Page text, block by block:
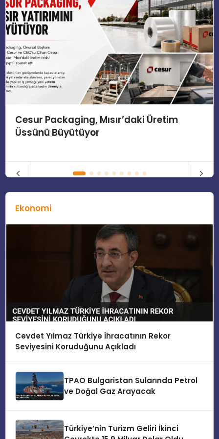
Cesur Packaging, Mısır’daki Üretim
Üssünü Büyütüyor
Ekonomi
Cevdet Yılmaz Türkiye İhracatının Rekor
Seviyesini Koruduğunu Açıkladı
TPAO Bulgaristan Sularında Petrol
ve Doğal Gaz Arayacak
Türkiye’nin Turizm Geliri İkinci